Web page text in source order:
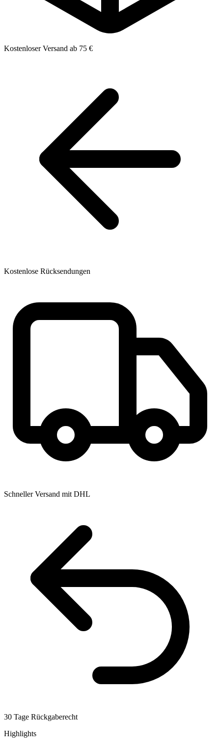
Kostenloser Versand ab 75 €
Kostenlose Rücksendungen
Schneller Versand mit DHL
30 Tage Rückgaberecht
Highlights